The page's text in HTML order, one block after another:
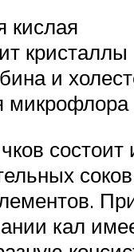
кислая
кристаллы
и
микрофлора
состоит
кал